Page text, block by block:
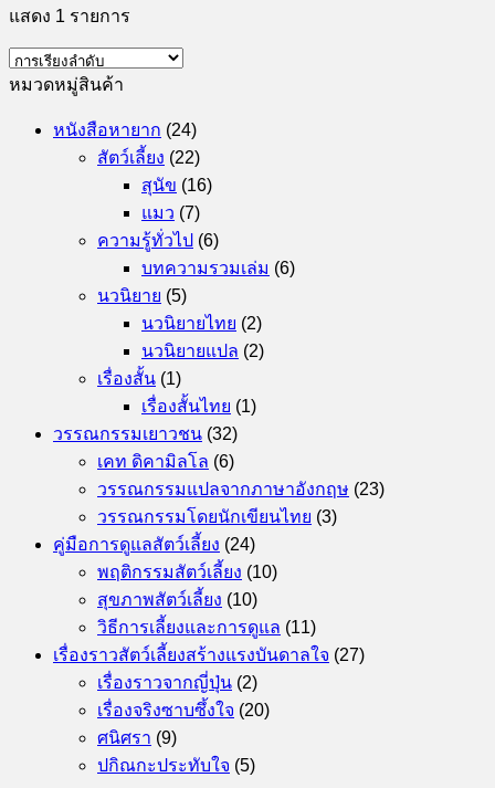
แสดง 1 รายการ
หมวดหมู่สินค้า
หนังสือหายาก (24)
สัตว์เลี้ยง (22)
สุนัข (16)
แมว (7)
ความรู้ทั่วไป (6)
บทความรวมเล่ม (6)
นวนิยาย (5)
นวนิยายไทย (2)
นวนิยายแปล (2)
เรื่องสั้น (1)
เรื่องสั้นไทย (1)
วรรณกรรมเยาวชน (32)
เคท ดิคามิลโล (6)
วรรณกรรมแปลจากภาษาอังกฤษ (23)
วรรณกรรมโดยนักเขียนไทย (3)
คู่มือการดูแลสัตว์เลี้ยง (24)
พฤติกรรมสัตว์เลี้ยง (10)
สุขภาพสัตว์เลี้ยง (10)
วิธีการเลี้ยงและการดูแล (11)
เรื่องราวสัตว์เลี้ยงสร้างแรงบันดาลใจ (27)
เรื่องราวจากญี่ปุ่น (2)
เรื่องจริงซาบซึ้งใจ (20)
ศนิศรา (9)
ปกิณกะประทับใจ (5)